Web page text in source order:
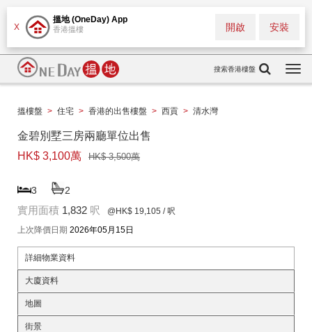
X
搵地 (OneDay) App
香港搵樓 安裝
開啟
搜索香港樓盤
搵樓盤 > 住宅 > 香港的出售樓盤 > 西貢 > 清水灣
金碧別墅三房兩廳單位出售
HK$ 3,100萬
HK$ 3,500萬
3 2
實用面積 1,832 呎 @HK$ 19,105 / 呎
上次降價日期 2026年05月15日
詳細物業資料
大廈資料
地圖
街景